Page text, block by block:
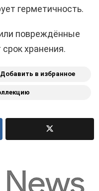
герметичность.
повреждённые
хранения.
Добавить в избранное